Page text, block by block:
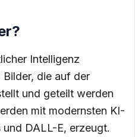
Intelligenz
die auf der
und geteilt werden
mit modernsten KI-
DALL-E, erzeugt.